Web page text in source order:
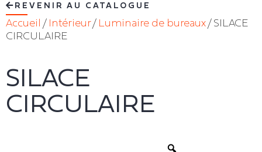
REVENIR AU CATALOGUE
Accueil / Intérieur/ Luminaire de bureaux / SILACE
CIRCULAIRE
SILACE
CIRCULAIRE